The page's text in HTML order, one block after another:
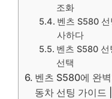
조화
벤츠 S580
사하다
벤츠 S580
선택
벤츠 S580에 완
동차 선팅 가이드